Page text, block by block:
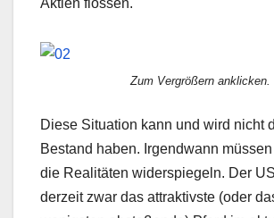
Aktien flossen.
Zum Vergrößern anklicken.
Diese Situation kann und wird nicht
Bestand haben. Irgendwann
die Realitäten widerspiegeln. Der
derzeit zwar das attraktivste (oder